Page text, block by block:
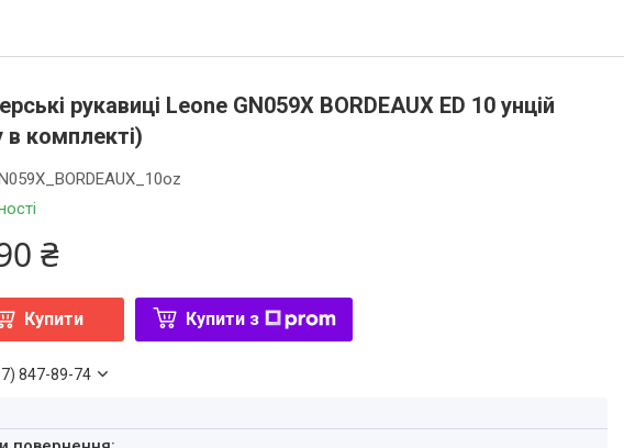
рукавиці Leone GN059X BORDEAUX ED 10 унцій
в комплекті)
₴
Купити Купити з
847-89-74